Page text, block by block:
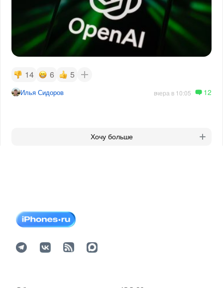
14 6 5
Илья Сидоров вчера в 10:05 12
Хочу больше